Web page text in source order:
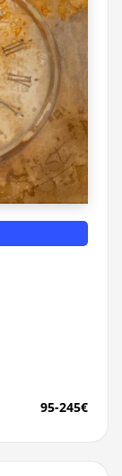
95-245€